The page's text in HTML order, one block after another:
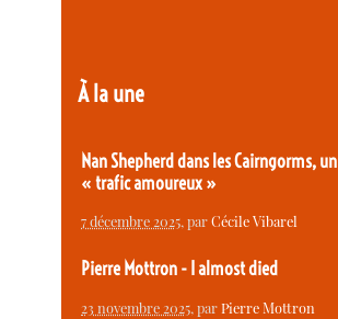
À la une
Nan Shepherd dans les Cairngorms, un
« trafic amoureux »
7 décembre 2025, parCécile Vibarel
Pierre Mottron - I almost died
23 novembre 2025, parPierre Mottron